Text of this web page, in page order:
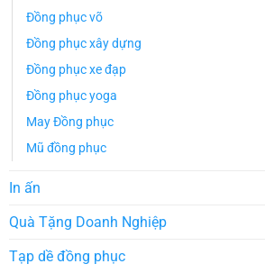
Đồng phục võ
Đồng phục xây dựng
Đồng phục xe đạp
Đồng phục yoga
May Đồng phục
Mũ đồng phục
In ấn
Quà Tặng Doanh Nghiệp
Tạp dề đồng phục